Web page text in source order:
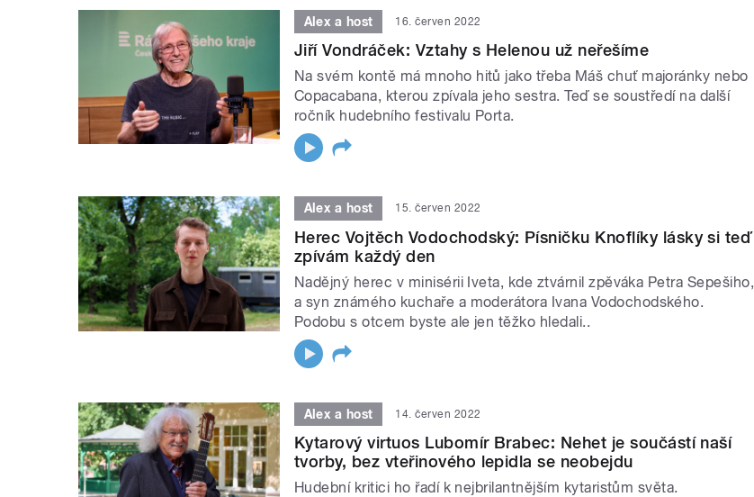
Alex a host 16. červen 2022
Jiří Vondráček: Vztahy s Helenou už neřešíme
Na svém kontě má mnoho hitů jako třeba Máš chuť majoránky nebo
Copacabana, kterou zpívala jeho sestra. Teď se soustředí na další
ročník hudebního festivalu Porta.
Alex a host 15. červen 2022
Herec Vojtěch Vodochodský: Písničku Knoflíky lásky si teď
zpívám každý den
Nadějný herec v minisérii Iveta, kde ztvárnil zpěváka Petra Sepešiho,
a syn známého kuchaře a moderátora Ivana Vodochodského.
Podobu s otcem byste ale jen těžko hledali..
Alex a host 14. červen 2022
Kytarový virtuos Lubomír Brabec: Nehet je součástí naší
tvorby, bez vteřinového lepidla se neobejdu
Hudební kritici ho řadí k nejbrilantnějším kytaristům světa.